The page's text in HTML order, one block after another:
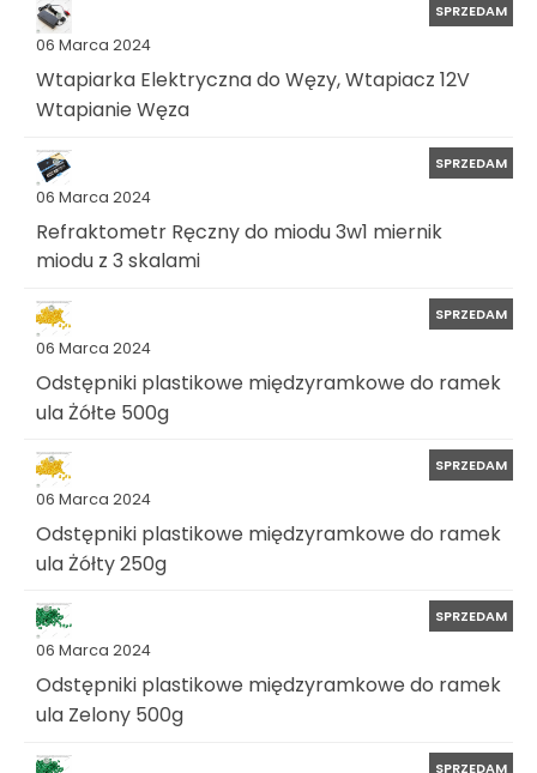
06 Marca 2024
SPRZEDAM
Wtapiarka Elektryczna do Węzy, Wtapiacz 12V
Wtapianie Węza
06 Marca 2024
SPRZEDAM
Refraktometr Ręczny do miodu 3w1 miernik
miodu z 3 skalami
06 Marca 2024
SPRZEDAM
Odstępniki plastikowe międzyramkowe do ramek
ula Żółte 500g
06 Marca 2024
SPRZEDAM
Odstępniki plastikowe międzyramkowe do ramek
ula Żółty 250g
06 Marca 2024
SPRZEDAM
Odstępniki plastikowe międzyramkowe do ramek
ula Zelony 500g
SPRZEDAM